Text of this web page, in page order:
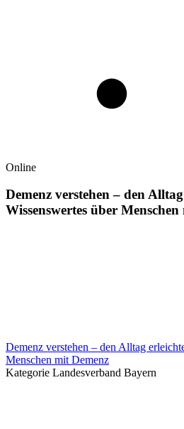
Online
Demenz verstehen – den
Wissenswertes über
Demenz verstehen – den Alltag
Menschen mit Demenz
Kategorie Landesverband Bayern